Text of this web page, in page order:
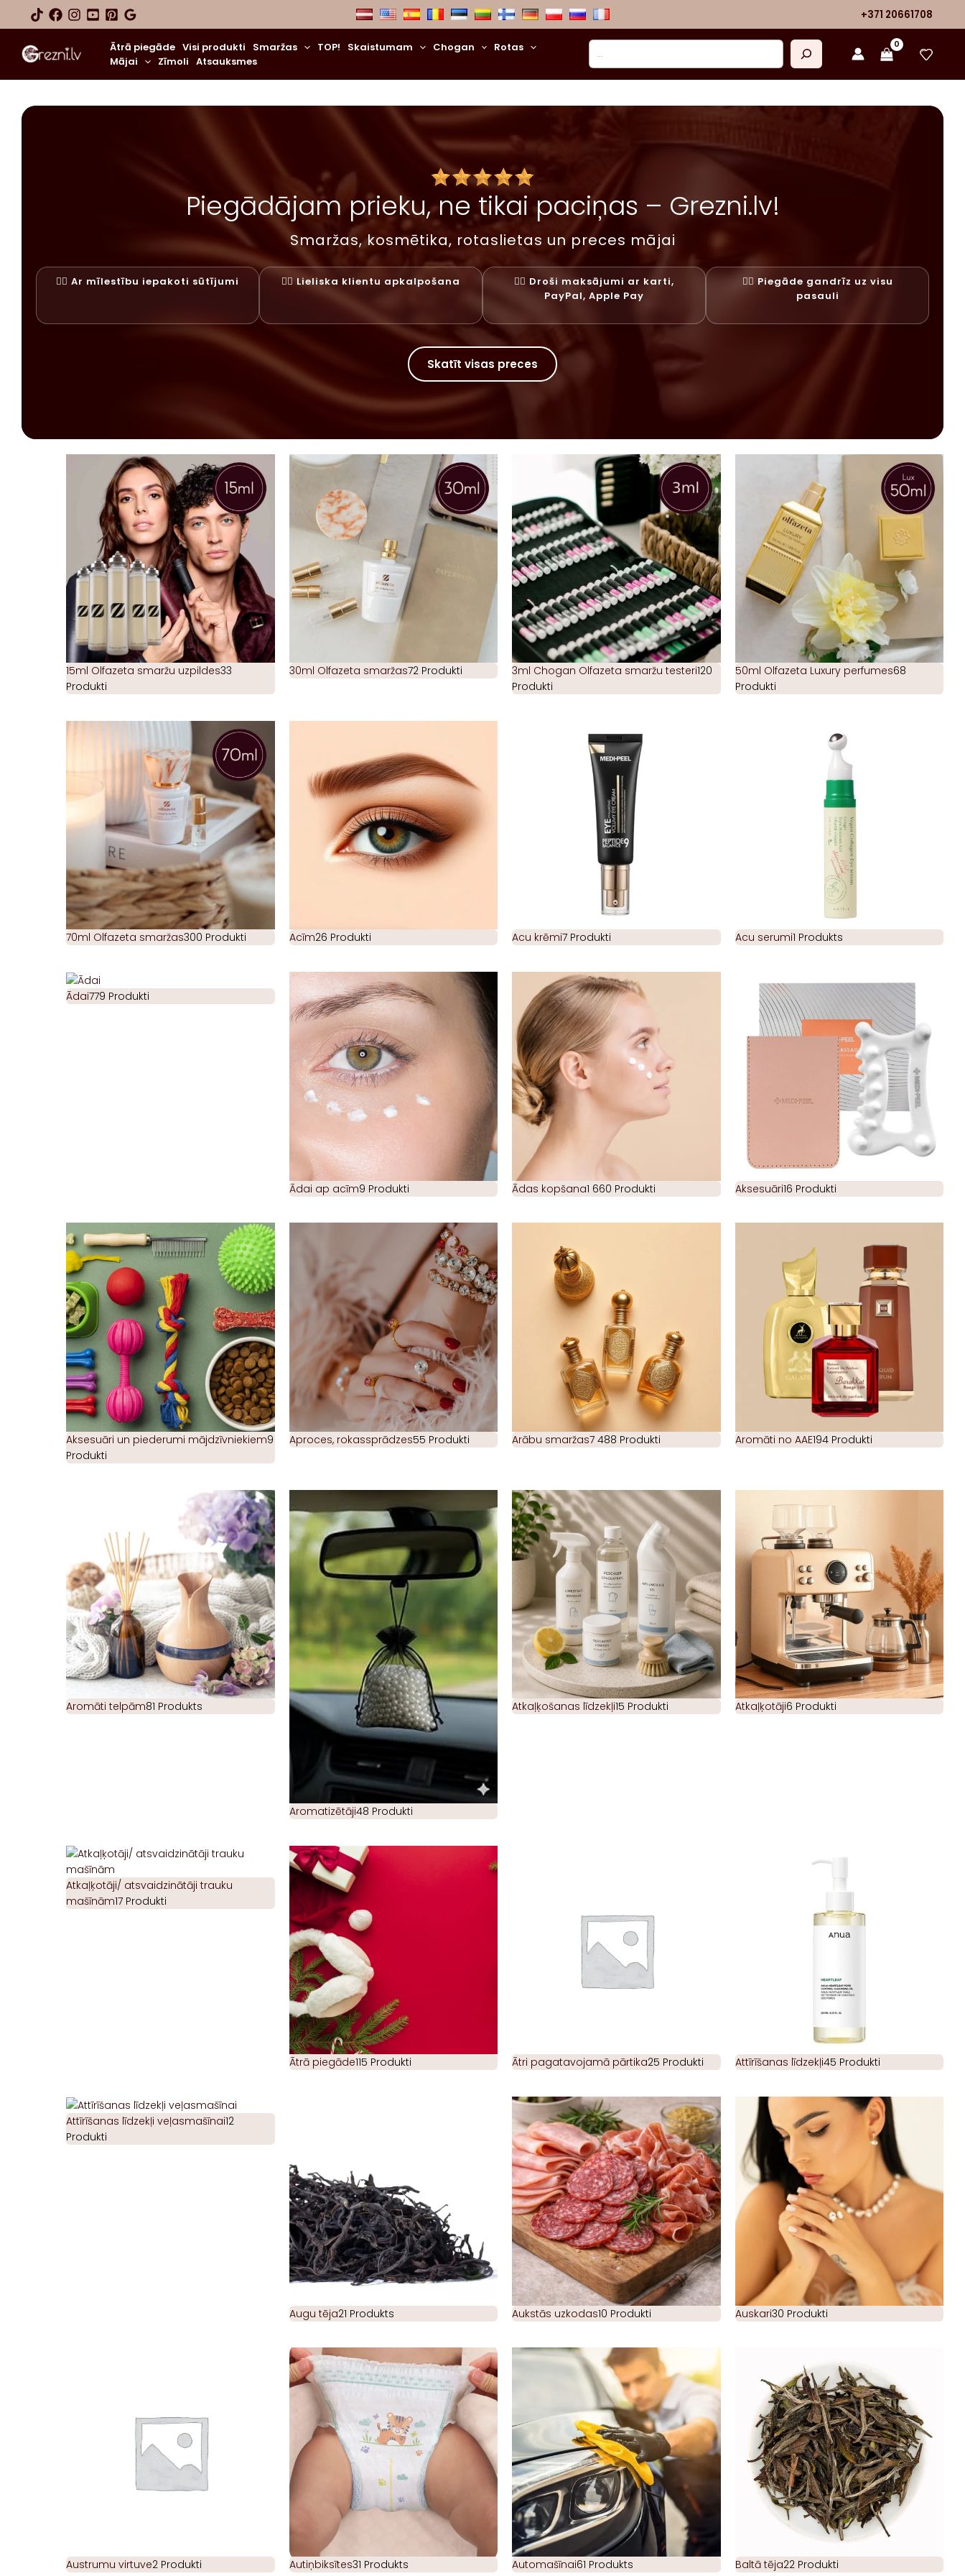
+371 20661708
Ātrā piegāde Visi produkti Smaržas TOP! Skaistumam Chogan
Rotas
Mājai
Zīmoli Atsauksmes
Meklēt
Piegādājam prieku, ne tikai paciņas – Grezni.lv!
Smaržas, kosmētika, rotaslietas un preces mājai
✓⃝ Ar mīlestību iepakoti sūtījumi ✓⃝ Lieliska klientu apkalpošana
✓⃝ Droši maksājumi ar karti,
PayPal, Apple Pay
✓⃝ Piegāde gandrīz uz visu
pasauli
Skatīt visas preces
15ml Olfazeta smaržu uzpildes33
Produkti
30ml Olfazeta smaržas72 Produkti 3ml Chogan Olfazeta smaržu testeri120
Produkti
50ml Olfazeta Luxury perfumes68
Produkti
70ml Olfazeta smaržas300 Produkti Acīm26 Produkti Acu krēmi7 Produkti Acu serumi1 Produkts
Ādai779 Produkti
Ādai ap acīm9 Produkti Ādas kopšana1 660 Produkti Aksesuāri16 Produkti
Aksesuāri un piederumi mājdzīvniekiem9
Produkti
Aproces, rokassprādzes55 Produkti Arābu smaržas7 488 Produkti Aromāti no AAE194 Produkti
Aromāti telpām81 Produkts
Aromatizētāji48 Produkti
Atkaļķošanas līdzekļi15 Produkti Atkaļķotāji6 Produkti
Atkaļķotāji/ atsvaidzinātāji trauku
mašīnām17 Produkti
Ātrā piegāde115 Produkti Ātri pagatavojamā pārtika25 Produkti Attīrīšanas līdzekļi45 Produkti
Attīrīšanas līdzekļi veļasmašīnai12
Produkti
Augu tēja21 Produkts Aukstās uzkodas10 Produkti Auskari30 Produkti
Austrumu virtuve2 Produkti Autiņbiksītes31 Produkts Automašīnai61 Produkts Baltā tēja22 Produkti